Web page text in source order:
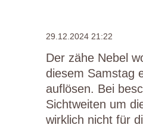
29.12.2024 21:22
Der zähe Nebel
diesem Samstag
auflösen. Bei
Sichtweiten um
wirklich nicht für